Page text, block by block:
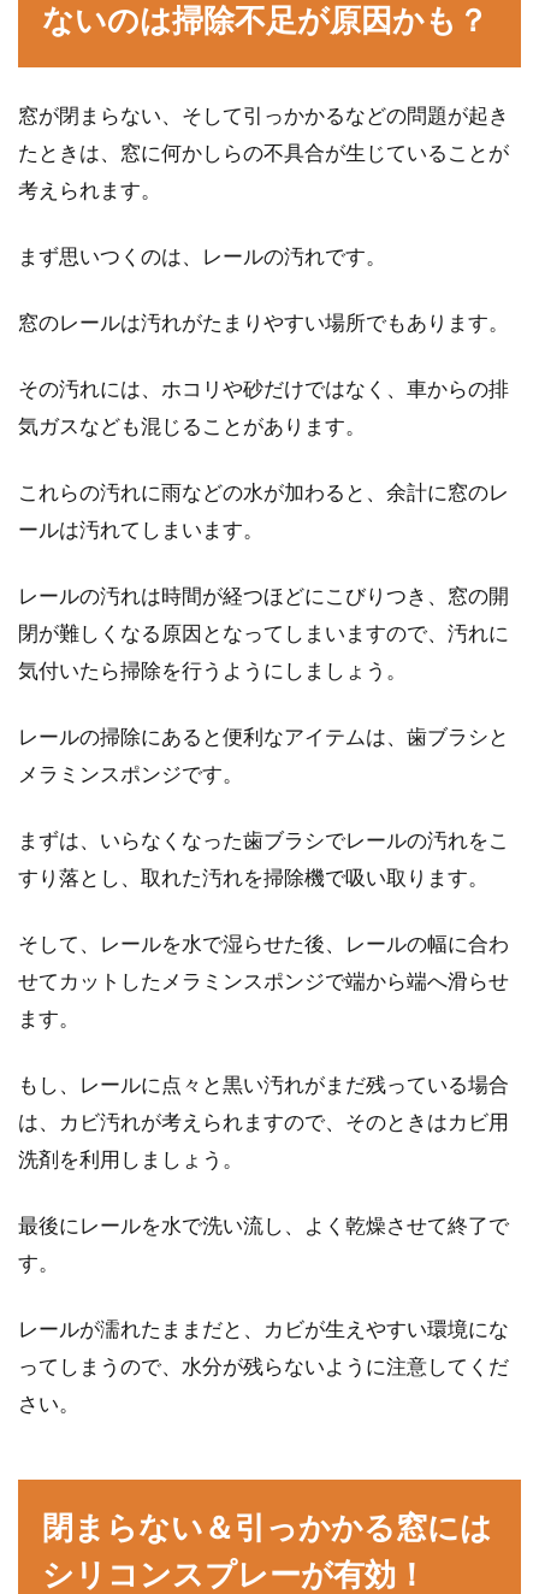
窓の断熱フィルム施工で得られる
様々なメリットをご紹介！
は、光や...
窓のサッシに隙間が！？隙間風防止
には隙間テープが効果的！
悪くなる場所が出てくるものです。窓も例外で
はありま...
窓から入ってくる冷気！プチプチを
貼るのが防寒対策になる？
冬場になると、窓をしっかり閉め、鍵も閉めて
いるのに、「部屋のなかが寒い」という思いを
策！その種類や貼り方とは？
えるDIYのポイント
や大きさなど...
になるカーテンを選ぼう
暖房を付けていても、なかなか部屋が暖まらな
いといったことはありませんか？部屋が暖まら
ないのは掃除不足が原因かも？
窓が閉まらない、そして引っかかるなどの問題が起き
たときは、窓に何かしらの不具合が生じていることが
考えられます。
まず思いつくのは、レールの汚れです。
窓のレールは汚れがたまりやすい場所でもあります。
その汚れには、ホコリや砂だけではなく、車からの排
気ガスなども混じることがあります。
これらの汚れに雨などの水が加わると、余計に窓のレ
ールは汚れてしまいます。
レールの汚れは時間が経つほどにこびりつき、窓の開
閉が難しくなる原因となってしまいますので、汚れに
気付いたら掃除を行うようにしましょう。
レールの掃除にあると便利なアイテムは、歯ブラシと
メラミンスポンジです。
まずは、いらなくなった歯ブラシでレールの汚れをこ
すり落とし、取れた汚れを掃除機で吸い取ります。
そして、レールを水で湿らせた後、レールの幅に合わ
せてカットしたメラミンスポンジで端から端へ滑らせ
ます。
もし、レールに点々と黒い汚れがまだ残っている場合
は、カビ汚れが考えられますので、そのときはカビ用
洗剤を利用しましょう。
最後にレールを水で洗い流し、よく乾燥させて終了で
す。
レールが濡れたままだと、カビが生えやすい環境にな
ってしまうので、水分が残らないように注意してくだ
さい。
閉まらない＆引っかかる窓には
シリコンスプレーが有効！